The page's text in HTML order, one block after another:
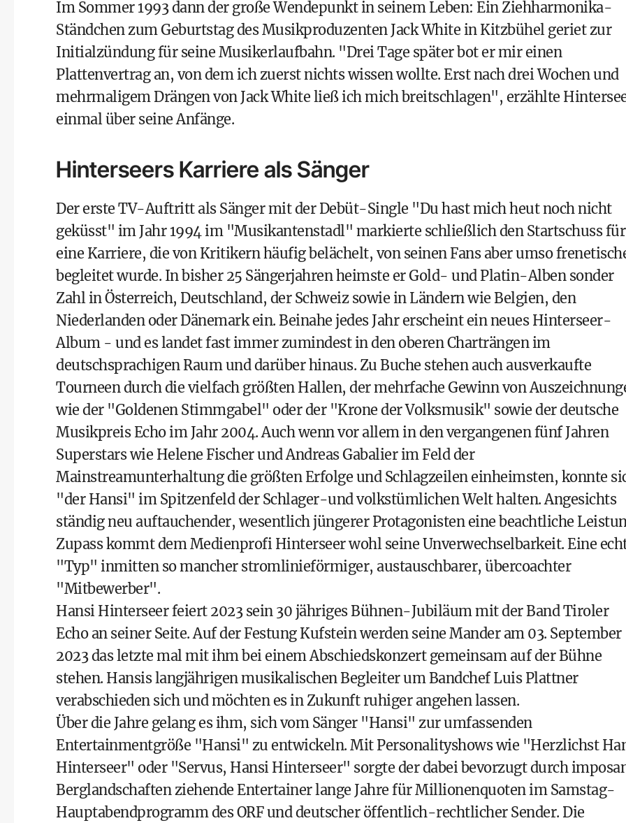
Im Sommer 1993 dann der große Wendepunkt in seinem Leben: Ein Ziehharmonika-
Ständchen zum Geburtstag des Musikproduzenten Jack White in Kitzbühel geriet zur
Initialzündung für seine Musikerlaufbahn. "Drei Tage später bot er mir einen
Plattenvertrag an, von dem ich zuerst nichts wissen wollte. Erst nach drei Wochen und
mehrmaligem Drängen von Jack White ließ ich mich breitschlagen", erzählte
einmal über seine Anfänge.
Hinterseers Karriere als Sänger
Der erste TV-Auftritt als Sänger mit der Debüt-Single "Du hast mich heut noch nicht
geküsst" im Jahr 1994 im "Musikantenstadl" markierte schließlich den Startschuss für
eine Karriere, die von Kritikern häufig belächelt, von seinen Fans aber umso
begleitet wurde. In bisher 25 Sängerjahren heimste er Gold- und Platin-Alben sonder
Zahl in Österreich, Deutschland, der Schweiz sowie in Ländern wie Belgien, den
Niederlanden oder Dänemark ein. Beinahe jedes Jahr erscheint ein neues Hinterseer-
Album - und es landet fast immer zumindest in den oberen Charträngen im
deutschsprachigen Raum und darüber hinaus. Zu Buche stehen auch ausverkaufte
Tourneen durch die vielfach größten Hallen, der mehrfache Gewinn von
wie der "Goldenen Stimmgabel" oder der "Krone der Volksmusik" sowie der deutsche
Musikpreis Echo im Jahr 2004. Auch wenn vor allem in den vergangenen fünf Jahren
Superstars wie Helene Fischerund Andreas Gabalier im Feld der
Mainstreamunterhaltung die größten Erfolge und Schlagzeilen einheimsten, konnte
"der Hansi" im Spitzenfeld der Schlager-und volkstümlichen Welt halten. Angesichts
ständig neu auftauchender, wesentlich jüngerer Protagonisten eine beachtliche
Zupass kommt dem Medienprofi Hinterseer wohl seine Unverwechselbarkeit. Eine
"Typ" inmitten so mancher stromlinieförmiger, austauschbarer, übercoachter
"Mitbewerber".
Hansi Hinterseer feiert 2023 sein 30 jähriges Bühnen-Jubiläum mit der Band Tiroler
Echo an seiner Seite. Auf der Festung Kufstein werden seine Mander am 03. September
2023 das letzte mal mit ihm bei einem Abschiedskonzert gemeinsam auf der Bühne
stehen. Hansis langjährigen musikalischen Begleiter um Bandchef Luis Plattner
verabschieden sich und möchten es in Zukunft ruhiger angehen lassen.
Über die Jahre gelang es ihm, sich vom Sänger "Hansi" zur umfassenden
Entertainmentgröße "Hansi" zu entwickeln. Mit Personalityshows wie "Herzlichst
Hinterseer" oder "Servus, Hansi Hinterseer" sorgte der dabei bevorzugt durch
Berglandschaften ziehende Entertainer lange Jahre für Millionenquoten im Samstag-
Hauptabendprogramm des ORF und deutscher öffentlich-rechtlicher Sender. Die